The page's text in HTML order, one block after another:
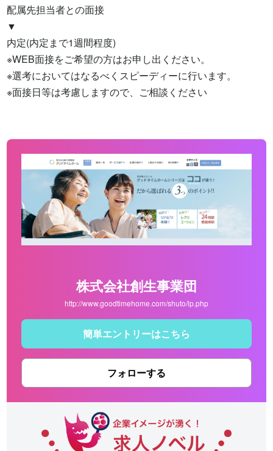
配属先担当者との面接
▼
内定(内定まで1週間程度)
※WEB面接をご希望の方はお申し出ください。
※選考においてはなるべくスピーディーに行います。
※面接日等は考慮しますので、ご相談ください
株式会社創生事業団
http://www.goodtimehome.com/shuto/lp.php
簡単エントリーはこちら
フォローする